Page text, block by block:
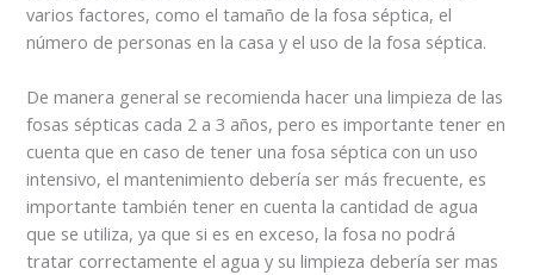
varios factores, como el tamaño de la fosa séptica, el
número de personas en la casa y el uso de la fosa séptica.
De manera general se recomienda hacer una limpieza de las
fosas sépticas cada 2 a 3 años, pero es importante tener en
cuenta que en caso de tener una fosa séptica con un uso
intensivo, el mantenimiento debería ser más frecuente, es
importante también tener en cuenta la cantidad de agua
que se utiliza, ya que si es en exceso, la fosa no podrá
tratar correctamente el agua y su limpieza debería ser mas